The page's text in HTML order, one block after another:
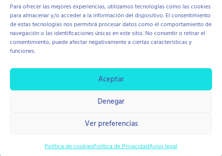
Para ofrecer las mejores experiencias, utilizamos tecnologías como las cookies
para almacenar y/o acceder a la información del dispositivo. El consentimiento
de estas tecnologías nos permitirá procesar datos como el comportamiento de
navegación o las identificaciones únicas en este sitio. No consentir o retirar el
consentimiento, puede afectar negativamente a ciertas características y
funciones.
Aceptar
Denegar
Ver preferencias
Política de cookiesPolítica de PrivacidadAviso legal
Añadir al carrito
Contratación y Devolución